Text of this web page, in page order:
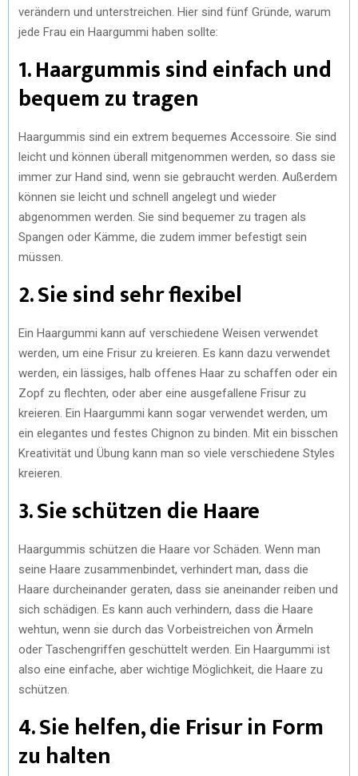
T
R
)
O E
T
I
verändern und unterstreichen. Hier sind fünf Gründe, warum
jede Frau ein Haargummi haben sollte:
1. Haargummis sind einfach und
bequem zu tragen
Haargummis sind ein extrem bequemes Accessoire. Sie sind
leicht und können überall mitgenommen werden, so dass sie
immer zur Hand sind, wenn sie gebraucht werden. Außerdem
können sie leicht und schnell angelegt und wieder
abgenommen werden. Sie sind bequemer zu tragen als
Spangen oder Kämme, die zudem immer befestigt sein
müssen.
2. Sie sind sehr flexibel
Ein Haargummi kann auf verschiedene Weisen verwendet
werden, um eine Frisur zu kreieren. Es kann dazu verwendet
werden, ein lässiges, halb offenes Haar zu schaffen oder ein
Zopf zu flechten, oder aber eine ausgefallene Frisur zu
kreieren. Ein Haargummi kann sogar verwendet werden, um
ein elegantes und festes Chignon zu binden. Mit ein bisschen
Kreativität und Übung kann man so viele verschiedene Styles
kreieren.
3. Sie schützen die Haare
Haargummis schützen die Haare vor Schäden. Wenn man
seine Haare zusammenbindet, verhindert man, dass die
Haare durcheinander geraten, dass sie aneinander reiben und
sich schädigen. Es kann auch verhindern, dass die Haare
wehtun, wenn sie durch das Vorbeistreichen von Ärmeln
oder Taschengriffen geschüttelt werden. Ein Haargummi ist
also eine einfache, aber wichtige Möglichkeit, die Haare zu
schützen.
4. Sie helfen, die Frisur in Form
zu halten